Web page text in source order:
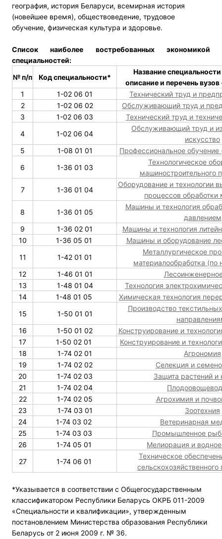
география, история Беларуси, всемирная история
(новейшее время), обществоведение, трудовое
обучение, физическая культура и здоровье.
Список наиболее востребованных экономикой
специальностей:
№ п/п
Код специальности*
Название
описание и перечень вузов
1
1-02 06 01
Технический труд и
2
1-02 06 02
Обслуживающий труд и
3
1-02 06 03
Технический труд и
4
1-02 06 04
Обслуживающий труд и
искусство
5
1-08 01 01
Профессиональное
6
1-36 01 03
Технологическое
машиностроительного
7
1-36 01 04
Оборудование и технологии
процессов обработки
8
1-36 01 05
Машины и технология
давлением
9
1-36 02 01
Машины и технология
10
1-36 05 01
Машины и оборудование
11
1-42 01 01
Металлургическое
материалообработка (по
12
1-46 01 01
13
1-48 01 04
Технология
14
1-48 01 05
Химическая технология
15
1-50 01 01
Производство
16
1-50 01 02
Конструирование и
17
1-50 02 01
Конструирование и
18
1-74 02 01
Агрономия
19
1-74 02 02
Селекция и
20
1-74 02 03
Защита растений и
21
1-74 02 04
22
1-74 02 05
Агрохимия и
23
1-74 03 01
Зоотехния
24
1-74 03 02
Ветеринарная
25
1-74 03 03
Промышленное
26
1-74 05 01
Мелиорация и водное
27
1-74 06 01
Техническое
сельскохозяйственного
*Указывается в соответствии с Общегосударственным
классификатором Республики Беларусь ОКРБ 011-2009
«Специальности и квалификации», утвержденным
постановлением Министерства образования Республики
Беларусь от 2 июня 2009 г. № 36.